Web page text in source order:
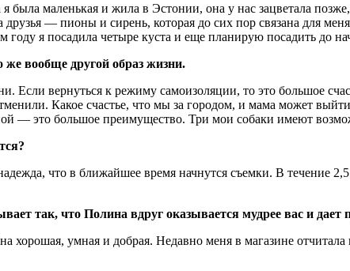
маленькая и жила в Эстонии, она у нас зацветала
друзья — пионы и сирень, которая до сих пор связана для
году я посадила четыре куста и еще планирую посадить до
вообще другой образ жизни.
Если вернуться к режиму самоизоляции, то это большое
Какое счастье, что мы за городом, и мама может
— это большое преимущество. Три мои собаки имеют
что в ближайшее время начнутся съемки. В течение
так, что Полина вдруг оказывается мудрее вас и дает
умная и добрая. Недавно меня в магазине отчитала